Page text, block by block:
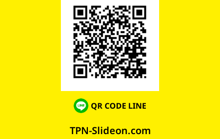
QR CODE LINE
TPN-Slideon.com